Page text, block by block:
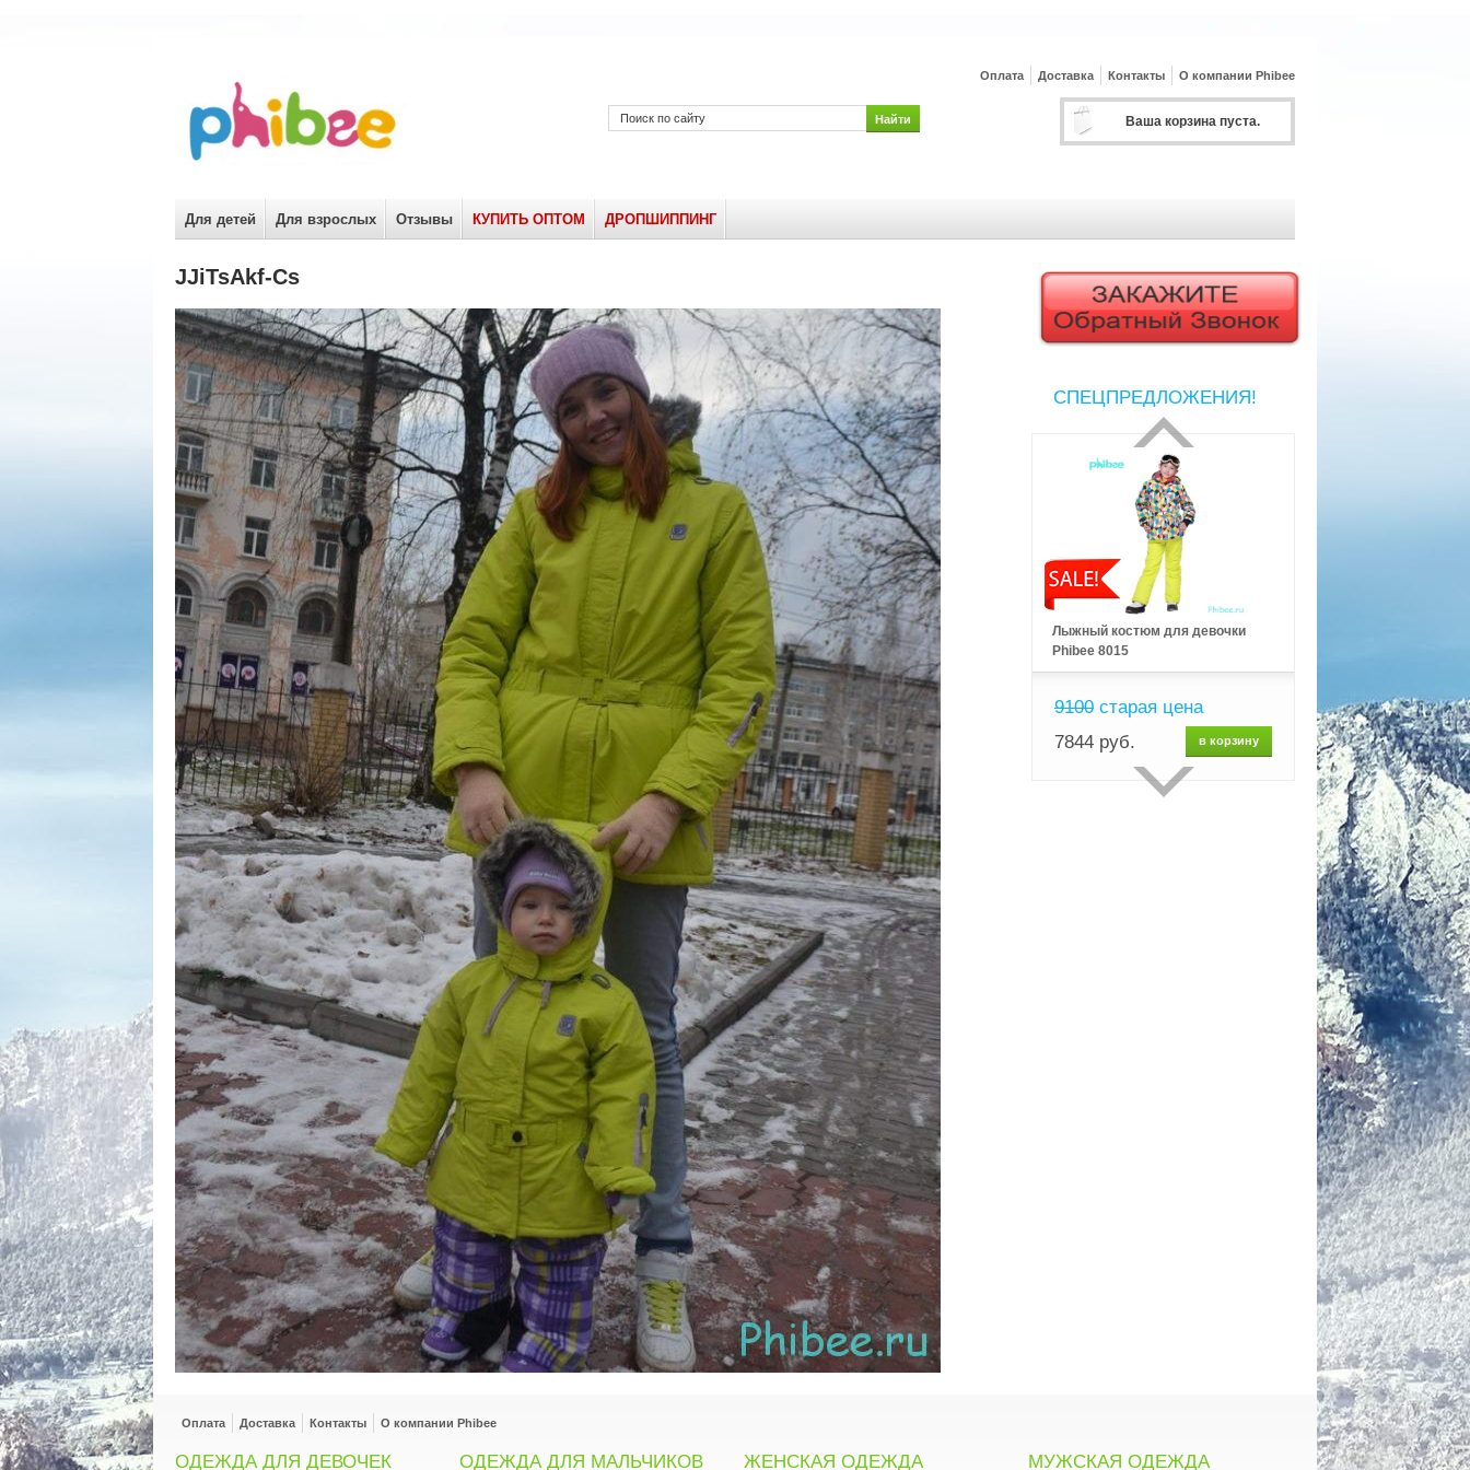
Оплата Доставка Контакты О компании Phibee
Ваша корзина пуста.
Для детей Для взрослых Отзывы КУПИТЬ ОПТОМ ДРОПШИППИНГ
СПЕЦПРЕДЛОЖЕНИЯ!
Лыжный костюм для девочки
Phibee 8015
9100 старая цена
7844 руб.
в корзину
JJiTsAkf-Cs
Оплата Доставка Контакты О компании Phibee
ОДЕЖДА ДЛЯ ДЕВОЧЕК ОДЕЖДА ДЛЯ МАЛЬЧИКОВ ЖЕНСКАЯ ОДЕЖДА МУЖСКАЯ ОДЕЖДА